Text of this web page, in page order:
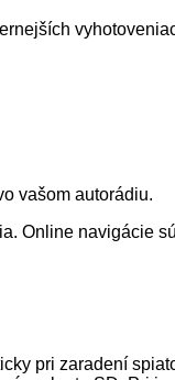
vašom autorádiu.
Online navigácie
pri zaradení